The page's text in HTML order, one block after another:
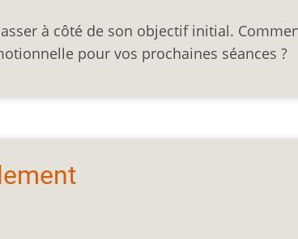
à côté de son objectif initial.
pour vos prochaines séances ?